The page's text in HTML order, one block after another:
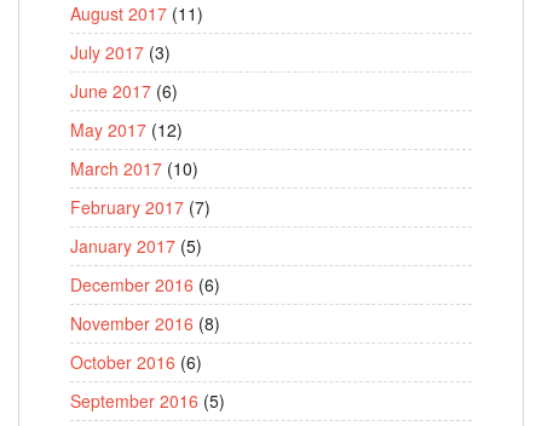
August 2017 (11)
July 2017 (3)
June 2017 (6)
May 2017 (12)
March 2017 (10)
February 2017 (7)
January 2017 (5)
December 2016 (6)
November 2016 (8)
October 2016 (6)
September 2016 (5)